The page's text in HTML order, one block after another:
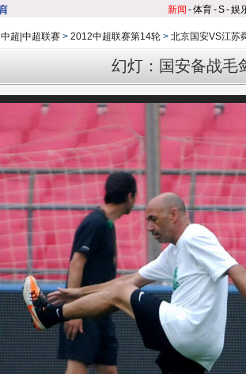
新闻 -体育-S-娱
中超|中超联赛 > 2012中超联赛第14轮 > 北京国安VS江苏
幻灯：国安备战毛